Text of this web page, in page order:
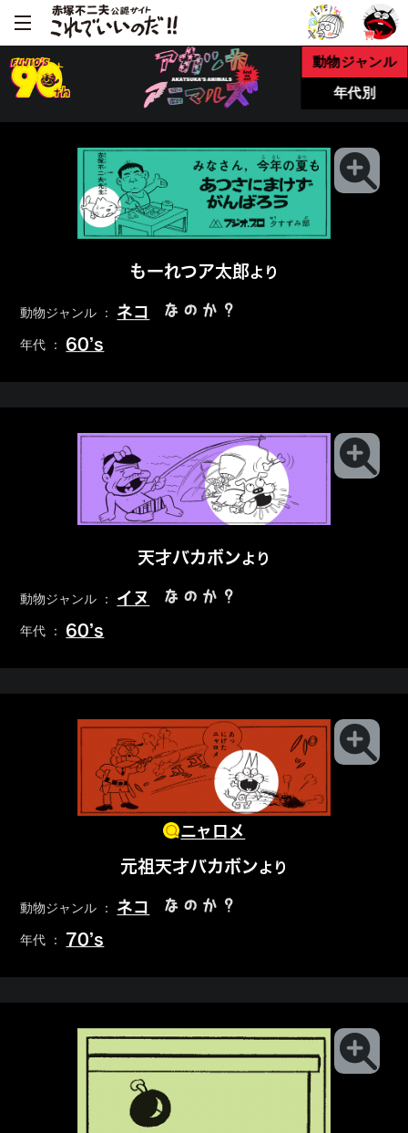
動物ジャンル
年代別
もーれつア太郎より
動物ジャンル ： ネコ なのか？
年代 ： 60’s
天才バカボンより
動物ジャンル ： イヌ なのか？
年代 ： 60’s
ニャロメ
元祖天才バカボンより
動物ジャンル ： ネコ なのか？
年代 ： 70’s